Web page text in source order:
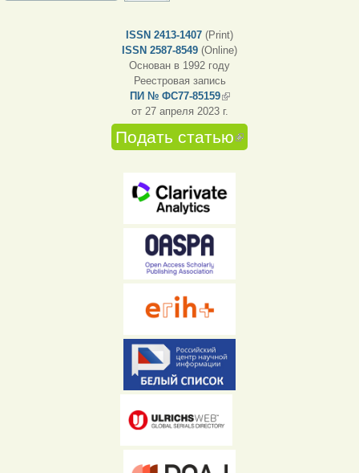
ISSN 2413-1407 (Print)
ISSN 2587-8549 (Online)
Основан в 1992 году
Реестровая запись
ПИ № ФС77-85159(внешняя ссылка)
от 27 апреля 2023 г.
Подать статью